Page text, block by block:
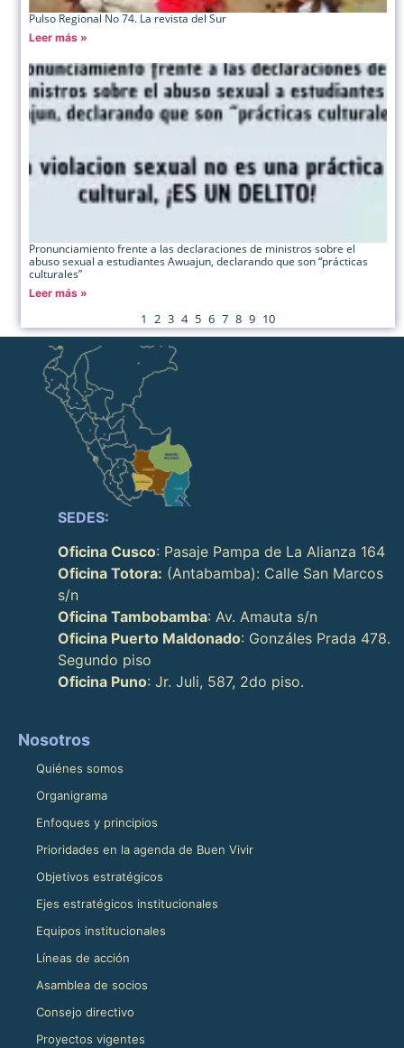
Pulso Regional No 74. La revista del Sur
Leer más »
Pronunciamiento frente a las declaraciones de ministros sobre el
abuso sexual a estudiantes Awuajun, declarando que son “prácticas
culturales”
Leer más »
1 2 3 4 5 6 7 8 9 10
SEDES:
Oficina Cusco: Pasaje Pampa de La Alianza 164
Oficina Totora: (Antabamba): Calle San Marcos
s/n
Oficina Tambobamba: Av. Amauta s/n
Oficina Puerto Maldonado: Gonzáles Prada 478.
Segundo piso
Oficina Puno: Jr. Juli, 587, 2do piso.
Nosotros
Quiénes somos
Organigrama
Enfoques y principios
Prioridades en la agenda de Buen Vivir
Objetivos estratégicos
Ejes estratégicos institucionales
Equipos institucionales
Líneas de acción
Asamblea de socios
Consejo directivo
Proyectos vigentes